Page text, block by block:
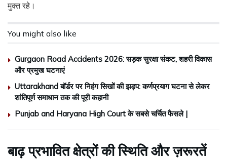
मुक्त रहे।
You might also like
Gurgaon Road Accidents 2026: सड़क सुरक्षा संकट, शहरी विकास
और प्रमुख घटनाएं
Uttarakhand बॉर्डर पर निहंग सिखों की झड़प: कर्णप्रयाग घटना से लेकर
शांतिपूर्ण समाधान तक की पूरी कहानी
Punjab and Haryana High Court के सबसे चर्चित फैसले |
बाढ़ प्रभावित क्षेत्रों की स्थिति और ज़रूरतें